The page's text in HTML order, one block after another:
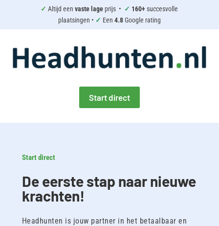
✓ Altijd eenvaste lage prijs • ✓ 160+succesvolle
plaatsingen • ✓ Een 4.8Google rating
Start direct
Start direct
De eerste stap naar nieuwe
krachten!
Headhunten is jouw partner in het betaalbaar en